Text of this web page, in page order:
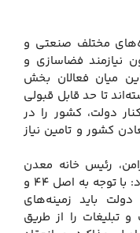
مختلف صنعتی و
زمینه اجرای اصل ۴۴ قانون نیازمند فضاسازی و
میان فعالان بخش
تا حد قابل قبولی
دولت، کشور را در
کشور و تامین نیاز
رئیس خانه معدن
ایران در گفت‌وگو با صمتاظهار کرده بود: با توجه به اصل ۴۴ و
باید زمینه‌های
تبلیغات را از طریق